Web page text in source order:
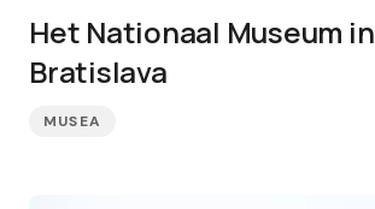
Het Nationaal Museum in
Bratislava
MUSEA